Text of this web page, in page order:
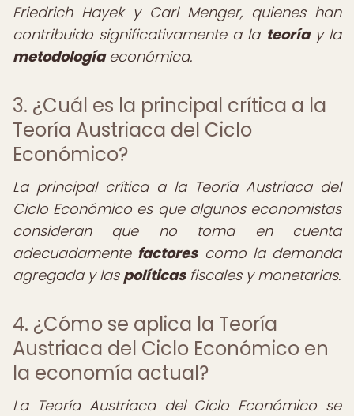
Friedrich Hayek y Carl Menger, quienes han
contribuido significativamente a la teoríay la
metodologíaeconómica.
3. ¿Cuál es la principal crítica a la
Teoría Austriaca del Ciclo
Económico?
La principal crítica a la Teoría Austriaca del
Ciclo Económico es que algunos economistas
consideran que no toma en cuenta
adecuadamente factorescomo la demanda
agregada y las políticasfiscales y monetarias.
4. ¿Cómo se aplica la Teoría
Austriaca del Ciclo Económico en
la economía actual?
La Teoría Austriaca del Ciclo Económico se